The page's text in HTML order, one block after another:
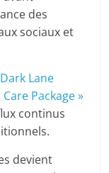
des
sociaux et
Lane
Care Package »
continus
devient